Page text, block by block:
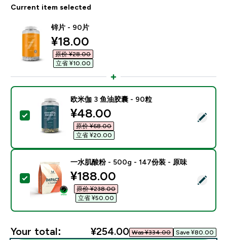
Current item selected
锌片 - 90片
discounted price
¥18.00‎
原价 ¥28.00‎
立省 ¥10.00‎
Select this product - 欧米伽 3 鱼油胶囊 - 90粒
欧米伽 3 鱼油胶囊 - 90粒
discounted price
¥48.00‎
原价 ¥68.00‎
立省 ¥20.00‎
Select this product - 一水肌酸粉 - 500g - 147份装 -
一水肌酸粉 - 500g - 147份装 - 原味
discounted price
¥188.00‎
原价 ¥238.00‎
立省 ¥50.00‎
Your total: ¥254.00‎ Was ¥334.00‎ Save ¥80.00‎